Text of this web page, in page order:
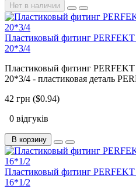
Нет в наличии
Пластиковый фитинг PERFEKT
20*3/4
Пластиковый фитинг PERFEKT
20*3/4 - пластиковая деталь
42 грн ($0.94)
0 відгуків
В корзину
Пластиковый фитинг PERFEKT
16*1/2